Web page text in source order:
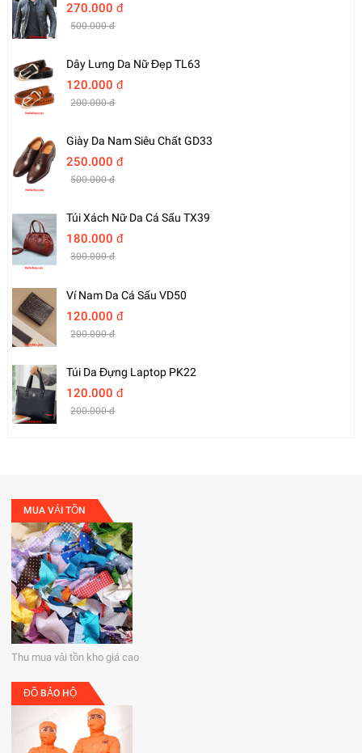
270.000 đ
500.000 đ
Dây Lưng Da Nữ Đẹp TL63
120.000 đ
200.000 đ
Giày Da Nam Siêu Chất GD33
250.000 đ
500.000 đ
Túi Xách Nữ Da Cá Sấu TX39
180.000 đ
300.000 đ
Ví Nam Da Cá Sấu VD50
120.000 đ
200.000 đ
Túi Da Đựng Laptop PK22
120.000 đ
200.000 đ
MUA VẢI TỒN
Thu mua vải tồn kho giá cao
ĐỒ BẢO HỘ